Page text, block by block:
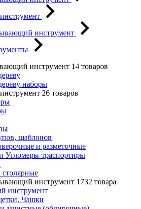
инструмент
инструмент 14 товаров
наборы
26 товаров
шаблонов
и разметочные
Угломеры-траспортиры
инструмент 1732 товара
инструмент
Чашки